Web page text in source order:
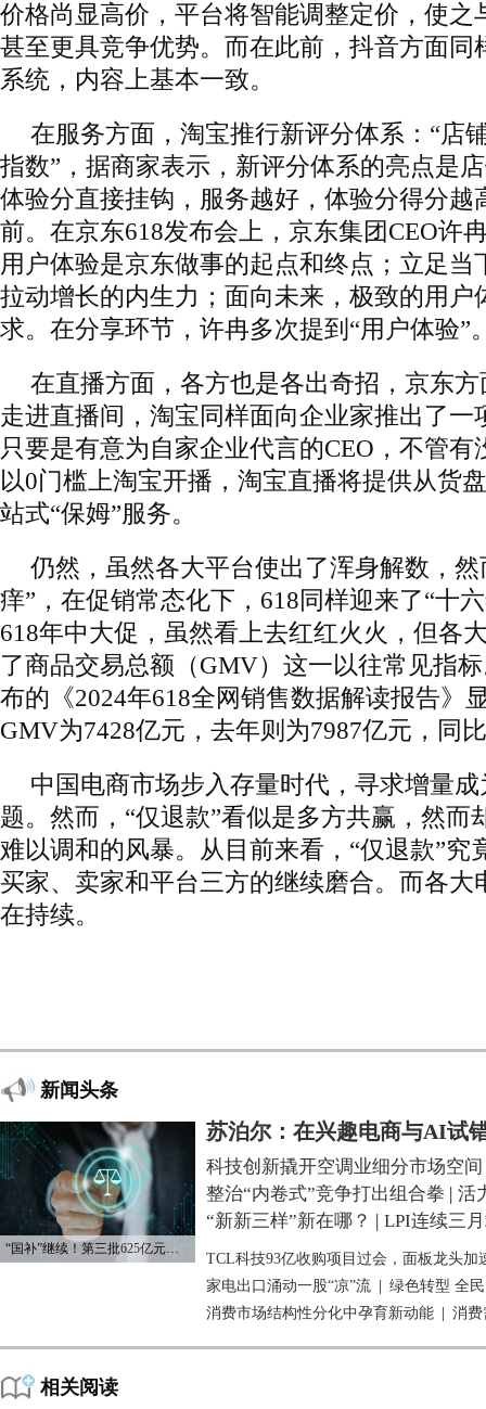
价格尚显高价，平台将智能调整定价，使之
甚至更具竞争优势。而在此前，抖音方面同
系统，内容上基本一致。
在服务方面，淘宝推行新评分体系：“店
指数”，据商家表示，新评分体系的亮点是
体验分直接挂钩，服务越好，体验分得分越
前。在京东618发布会上，京东集团CEO许
用户体验是京东做事的起点和终点；立足当
拉动增长的内生力；面向未来，极致的用户
求。在分享环节，许冉多次提到“用户体验”
在直播方面，各方也是各出奇招，京东
走进直播间，淘宝同样面向企业家推出了一
只要是有意为自家企业代言的CEO，不管
以0门槛上淘宝开播，淘宝直播将提供从货
站式“保姆”服务。
仍然，虽然各大平台使出了浑身解数，
痒”，在促销常态化下，618同样迎来了“十
618年中大促，虽然看上去红红火火，但各
了商品交易总额（GMV）这一以往常见指
布的《2024年618全网销售数据解读报告》
GMV为7428亿元，去年则为7987亿元，同
中国电商市场步入存量时代，寻求增量
题。然而，“仅退款”看似是多方共赢，然而
难以调和的风暴。从目前来看，“仅退款”究
买家、卖家和平台三方的继续磨合。而各大
在持续。
新闻头条
“国补”继续！第三批625亿元资金已下达
苏泊尔：在兴趣电商与AI试
科技创新撬开空调业细分市场空间
整治“内卷式”竞争打出组合拳 | 活
“新新三样”新在哪？ | LPI连续三
TCL科技93亿收购项目过会，面板龙头加
家电出口涌动一股“凉”流
绿色转型 全
消费市场结构性分化中孕育新动能
消费
相关阅读